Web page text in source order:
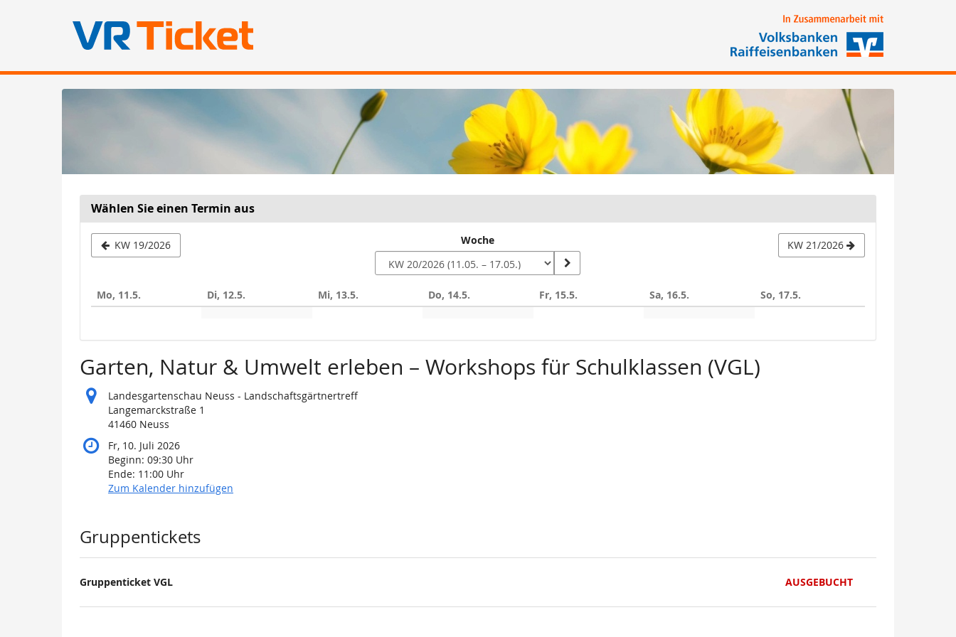
Wählen Sie einen Termin aus
KW 19/2026
auswählen
Woche KW 21/2026
Mo, 11.5. Di, 12.5. Mi, 13.5. Do, 14.5. Fr, 15.5. Sa, 16.5. So, 17.5.
Garten, Natur & Umwelt erleben – Workshops für Schulklassen (VGL)
Landesgartenschau Neuss - Landschaftsgärtnertreff
Langemarckstraße 1
41460 Neuss
Fr, 10. Juli 2026
Beginn: 09:30 Uhr
Ende: 11:00 Uhr
Zum Kalender hinzufügen
Produkte
Gruppentickets
Gruppenticket VGL AUSGEBUCHT